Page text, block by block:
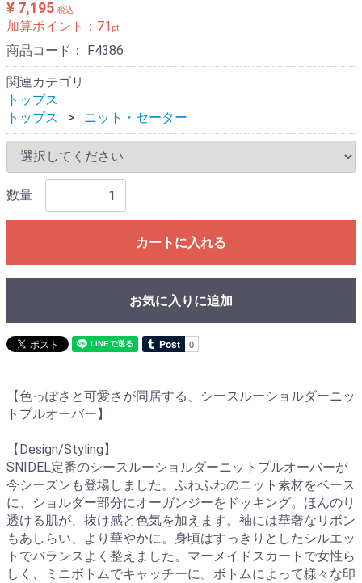
¥ 7,195 税込
加算ポイント： 71 pt
商品コード： F4386
関連カテゴリ
トップス
トップス
ニット・セーター
数量
カートに入れる
お気に入りに追加
【色っぽさと可愛さが同居する、シースルーショルダーニッ
トプルオーバー】
【Design/Styling】
SNIDEL定番のシースルーショルダーニットプルオーバーが
今シーズンも登場しました。ふわふわのニット素材をベース
に、ショルダー部分にオーガンジーをドッキング。ほんのり
透ける肌が、抜け感と色気を加えます。袖には華奢なリボン
もあしらい、より華やかに。身頃はすっきりとしたシルエッ
トでバランスよく整えました。マーメイドスカートで女性ら
しく、ミニボトムでキャッチーに。ボトムによって様々な印